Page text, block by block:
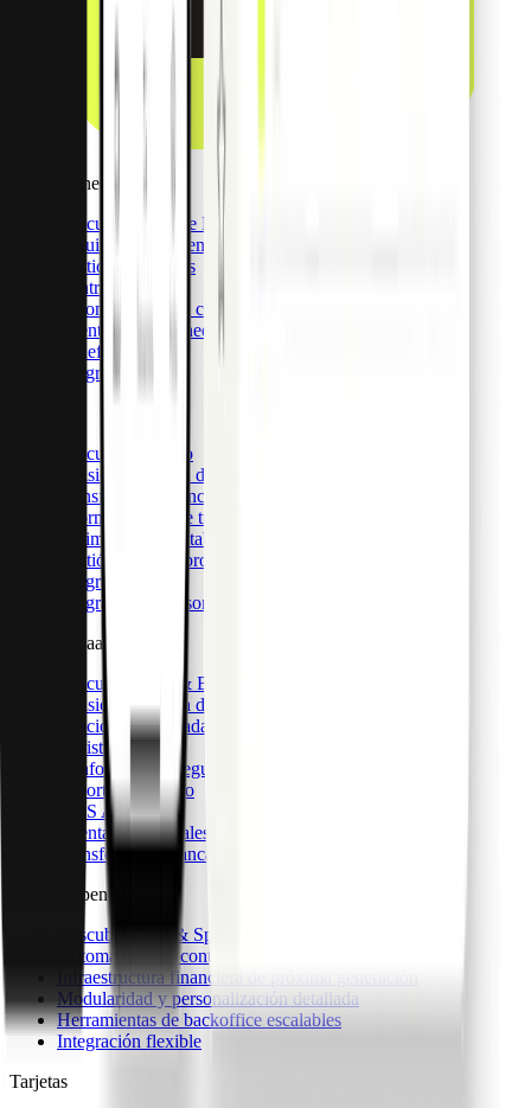
Aplicaciones de Pago
Descubrir Apps de Pago
Seguimiento en tiempo real
Gestión de recibos
Control del gasto
Automatizaciones contables
Cuentas multimoneda
Beneficios
Integraciones
Descubra API Pro
Emisión y gestión de tarjetas
Transferencias bancarias globales
Información sobre transacciones
Optimización contable
Gestión de miembros
Integraciones
Integraciones personalizadas
CaaS & BaaS
Descubra CaaS & BaaS
Emisión y gestión de tarjetas
Funciones avanzadas de datos
UI lista para usar
Conformidad y seguridad
Soporte específico
CaaS API
Cuentas comerciales
Transferencias bancarias globales
Card & Spend OS
Descubra Card & Spend OS
Automatización contable e integraciones
Infraestructura financiera de próxima generación
Modularidad y personalización detallada
Herramientas de backoffice escalables
Integración flexible
Tarjetas